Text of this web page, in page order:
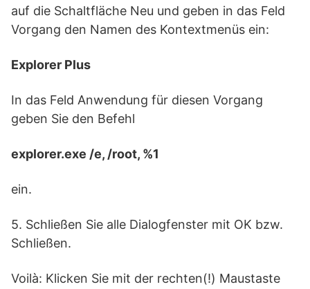
auf die Schaltfläche Neu und geben in das Feld
Vorgang den Namen des Kontextmenüs ein:
Explorer Plus
In das Feld Anwendung für diesen Vorgang
geben Sie den Befehl
explorer.exe /e, /root, %1
ein.
5. Schließen Sie alle Dialogfenster mit OK bzw.
Schließen.
Voilà: Klicken Sie mit der rechten(!) Maustaste